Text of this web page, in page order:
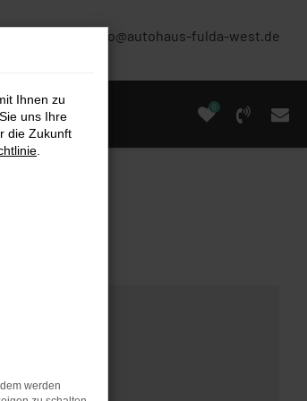
info@autohaus-fulda-west.de
0
Ihnen zu
uns Ihre
die Zukunft
werden